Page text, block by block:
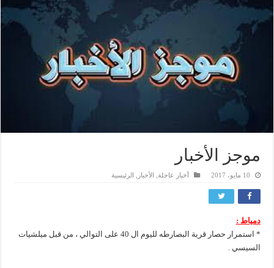
موجز الأخبار
10 مايو، 2017 أخبار عاجلة الأخبار الرئيسية
دمياط :
* استمرار حصار قرية البصارطه لليوم ال 40 على التوالي ، من قبل ميلشيات
السيسي .